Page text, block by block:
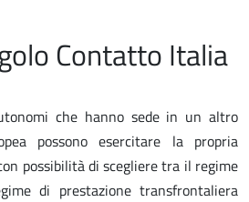
Contatto Italia
che hanno sede in un altro
possono esercitare la propria
possibilità di scegliere tra il regime
di prestazione transfrontaliera